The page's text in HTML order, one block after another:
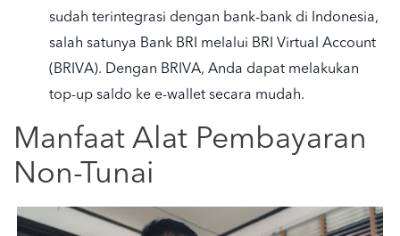
sudah terintegrasi dengan bank-bank di Indonesia,
salah satunya Bank BRI melalui BRI Virtual Account
(BRIVA). Dengan BRIVA, Anda dapat melakukan
top-up saldo ke e-wallet secara mudah.
Manfaat Alat Pembayaran
Non-Tunai